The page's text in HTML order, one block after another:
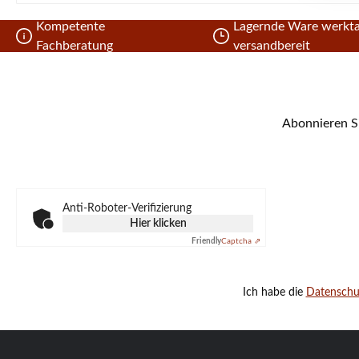
Kompetente
Fachberatung
Lagernde Ware
versandbereit
Abonnieren
Anti-Roboter-Verifizierung
Hier klicken
FriendlyCaptcha ⇗
Ich habe die